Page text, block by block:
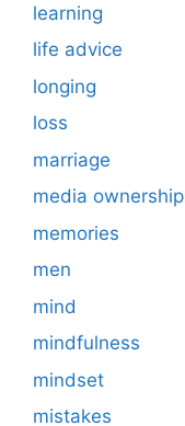
learning
life advice
longing
loss
marriage
media ownership
memories
men
mind
mindfulness
mindset
mistakes